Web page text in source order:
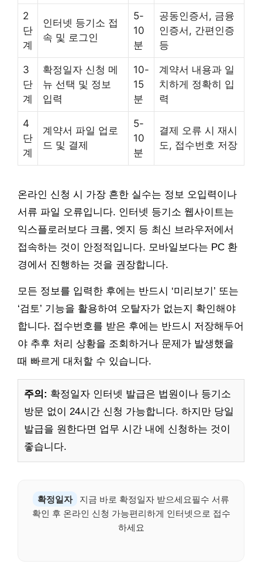
2
단
계
인터넷 등기소 접
속 및 로그인
5-
10
분
공동인증서, 금융
인증서, 간편인증
등
3
단
계
확정일자 신청 메
뉴 선택 및 정보
입력
10-
15
분
계약서 내용과 일
치하게 정확히 입
력
4
단
계
계약서 파일 업로
드 및 결제
5-
10
분
결제 오류 시 재시
도, 접수번호 저장
온라인 신청 시 가장 흔한 실수는 정보 오입력이나
서류 파일 오류입니다. 인터넷 등기소 웹사이트는
익스플로러보다 크롬, 엣지 등 최신 브라우저에서
접속하는 것이 안정적입니다. 모바일보다는 PC 환
경에서 진행하는 것을 권장합니다.
모든 정보를 입력한 후에는 반드시 ‘미리보기’ 또는
‘검토’ 기능을 활용하여 오탈자가 없는지 확인해야
합니다. 접수번호를 받은 후에는 반드시 저장해두어
야 추후 처리 상황을 조회하거나 문제가 발생했을
때 빠르게 대처할 수 있습니다.
주의: 확정일자 인터넷 발급은 법원이나 등기소
방문 없이 24시간 신청 가능합니다. 하지만 당일
발급을 원한다면 업무 시간 내에 신청하는 것이
좋습니다.
확정일자
지금 바로 확정일자 받으세요필수 서류
확인 후 온라인 신청 가능편리하게 인터넷으로 접수
하세요